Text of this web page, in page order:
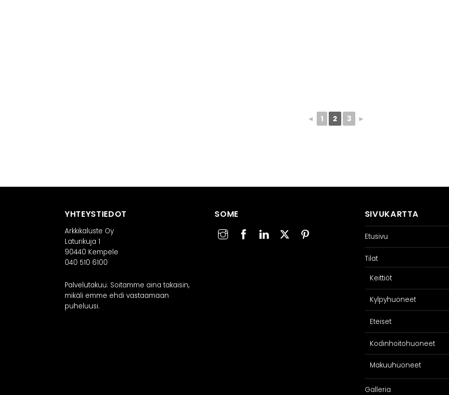
RATKAISUT
Keittiöt
Eteiset
Kodinhoitohuoneet
Makuuhuoneet
INSPIRAATIO
Suunnittelijoille
Projektimyynti
◄ 1 2 3 ►
YHTEYSTIEDOT
Arkkikaluste Oy
Laturikuja 1
90440 Kempele
040 510 6100
Palvelutakuu: Soitamme aina takaisin,
mikäli emme ehdi vastaamaan
puheluusi.
SOME SIVUKARTTA
Etusivu
Tilat
Keittiöt
Kylpyhuoneet
Eteiset
Kodinhoitohuoneet
Makuuhuoneet
Galleria